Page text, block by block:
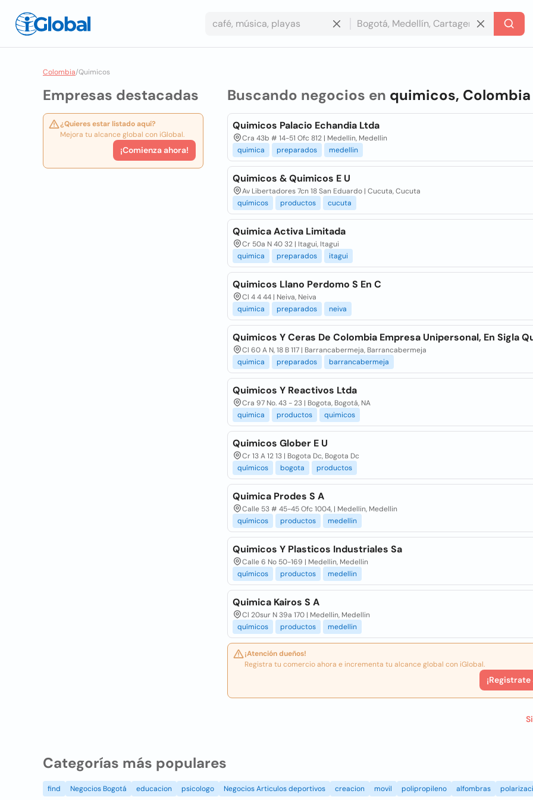
Colombia/Quimicos
Empresas destacadas
¿Quieres estar listado aquí?
Mejora tu alcance global con iGlobal.
¡Comienza ahora!
Buscando negocios en quimicos, Colombia
Quimicos Palacio Echandia Ltda
Cra 43b # 14-51 Ofc 812 | Medellin, Medellin
quimica
preparados medellin
Quimicos & Quimicos E U
Av Libertadores 7cn 18 San Eduardo | Cucuta, Cucuta
químicos
productos cucuta
Quimica Activa Limitada
Cr 50a N 40 32 | Itagui, Itagui
quimica
preparados itagui
Quimicos Llano Perdomo S En C
Cl 4 4 44 | Neiva, Neiva
quimica
preparados neiva
Quimicos Y Ceras De Colombia Empresa Unipersonal, En Sigla
Cl 60 A N, 18 B 117 | Barrancabermeja, Barrancabermeja
quimica
preparados barrancabermeja
Quimicos Y Reactivos Ltda
Cra 97 No. 43 - 23 | Bogota, Bogotá, NA
quimica
productos quimicos
Quimicos Glober E U
Cr 13 A 12 13 | Bogota Dc, Bogota Dc
químicos
bogota productos
Quimica Prodes S A
Calle 53 # 45-45 Ofc 1004, | Medellin, Medellin
químicos
productos medellin
Quimicos Y Plasticos Industriales Sa
Calle 6 No 50-169 | Medellin, Medellin
químicos
productos medellin
Quimica Kairos S A
Cl 20sur N 39a 170 | Medellin, Medellin
químicos
productos medellin
¡Atención dueños!
Registra tu comercio ahora e incrementa tu alcance global con iGlobal.
Categorías más populares
find Negocios Bogotá educacion psicologo Negocios Articulos deportivos creacion movil polipropileno alfombras